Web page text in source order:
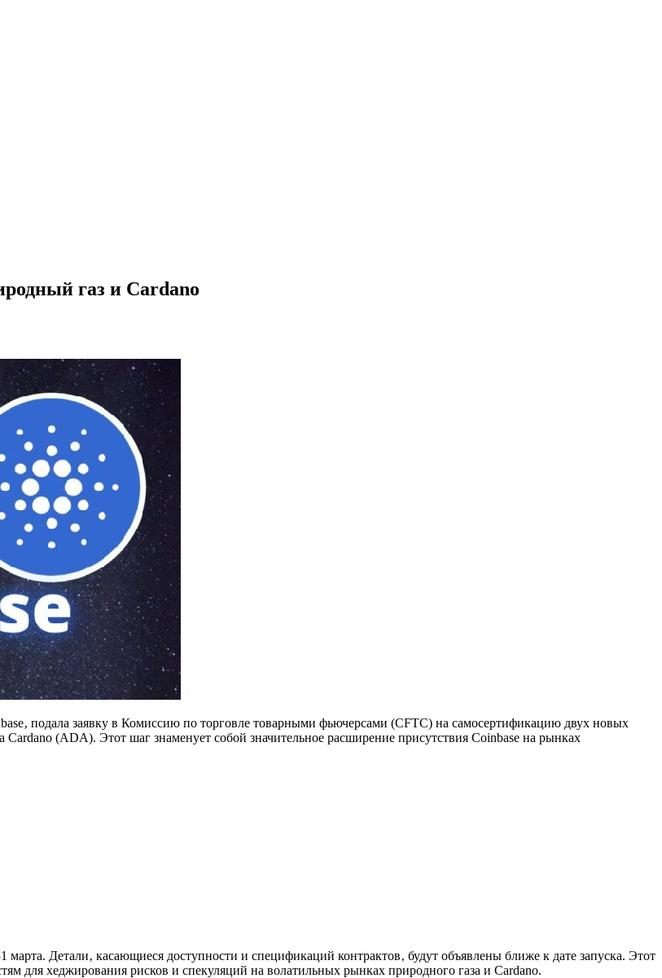
газ и Cardano
подала заявку в Комиссию по торговле товарными фьючерсами (CFTC) на самосертификацию двух новых
(ADA). Этот шаг знаменует собой значительное расширение присутствия Coinbase на рынках
Детали‚ касающиеся доступности и спецификаций контрактов‚ будут объявлены ближе к дате запуска. Этот
для хеджирования рисков и спекуляций на волатильных рынках природного газа и Cardano.